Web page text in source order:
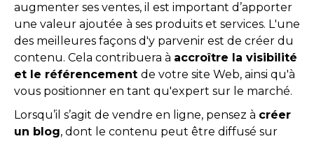
augmenter ses ventes, il est important d’apporter
une valeur ajoutée à ses produits et services. L'une
des meilleures façons d'y parvenir est de créer du
contenu. Cela contribuera à accroître la visibilité
et le référencement de votre site Web, ainsi qu'à
vous positionner en tant qu'expert sur le marché.
Lorsqu’il s’agit de vendre en ligne, pensez à créer
un blog, dont le contenu peut être diffusé sur